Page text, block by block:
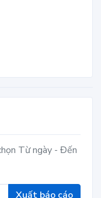
Từ ngày - Đến
Xuất báo cáo